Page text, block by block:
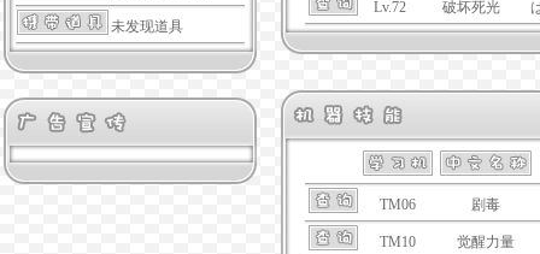
未发现道具
Lv.72 破坏死光
TM06 剧毒
TM10 觉醒力量